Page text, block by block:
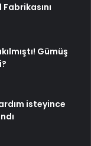
Gümüş
isteyince